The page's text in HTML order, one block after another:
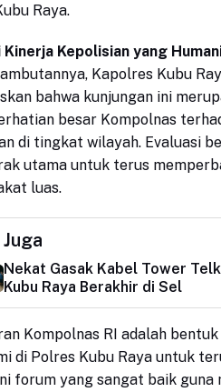
Raya.
Kinerja Kepolisian yang
Kapolres Kubu
bahwa kunjungan ini
besar Kompolnas
di tingkat wilayah. Evaluasi
utama untuk terus
luas.
Nekat Gasak Kabel Tower
Kubu Raya Berakhir di Sel
Kompolnas RI adalah
di Polres Kubu Raya untuk
forum yang sangat baik